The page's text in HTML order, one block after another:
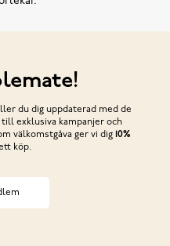
du dig uppdaterad med de
exklusiva kampanjer och
välkomstgåva ger vi dig 10%
köp.